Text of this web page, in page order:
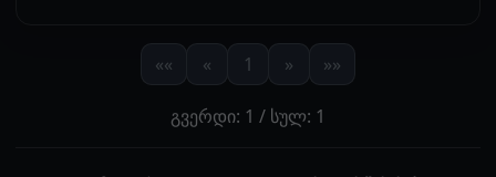
«« « 1 » »»
გვერდი: 1 / სულ: 1